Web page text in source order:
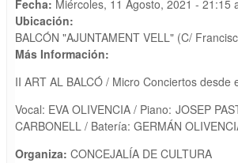
Fecha: Miércoles, 11 Agosto, 2021 - 21:15
Ubicación:
BALCÓN "AJUNTAMENT VELL" (C/
Más Información:
II ART AL BALCÓ / Micro Conciertos desde
Vocal: EVA OLIVENCIA / Piano: JOSEP
CARBONELL / Batería: GERMÁN
Organiza: CONCEJALÍA DE CULTURA